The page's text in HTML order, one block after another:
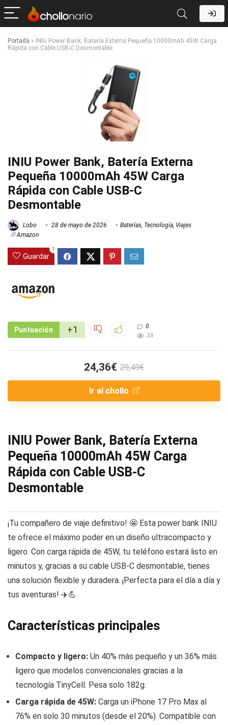
Portada »
INIU Power Bank, Batería Externa Pequeña 10000mAh 45W Carga
Rápida con Cable USB-C Desmontable
INIU Power Bank, Batería Externa
Pequeña 10000mAh 45W Carga
Rápida con Cable USB-C
Desmontable
Lobo 28 de mayo de 2026 Baterías Tecnología Viajes
Amazon
Guardar
1
Puntuación +1
0
38
24,36€ 29,49€
Ir al chollo
INIU Power Bank, Batería Externa
Pequeña 10000mAh 45W Carga
Rápida con Cable USB-C
Desmontable
¡Tu compañero de viaje definitivo! 🤩 Esta power bank INIU
te ofrece el máximo poder en un diseño ultracompacto y
ligero. Con carga rápida de 45W, tu teléfono estará listo en
minutos y, gracias a su cable USB-C desmontable, tienes
una solución flexible y duradera. ¡Perfecta para el día a día y
tus aventuras! ✈️💪
Características principales
Compacto y ligero: Un 40% más pequeño y un 36% más
ligero que modelos convencionales gracias a la
tecnología TinyCell. Pesa solo 182g.
Carga rápida de 45W: Carga un iPhone 17 Pro Max al
76% en solo 30 minutos (desde el 20%). Compatible con